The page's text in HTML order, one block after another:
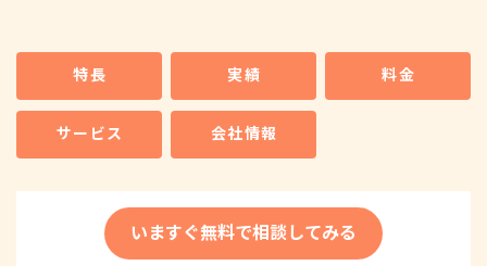
特長 実績 料金
サービス 会社情報
いますぐ無料で相談してみる